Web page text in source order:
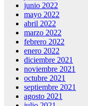
junio 2022
mayo 2022
abril 2022
marzo 2022
febrero 2022
enero 2022
diciembre 2021
noviembre 2021
octubre 2021
septiembre 2021
agosto 2021